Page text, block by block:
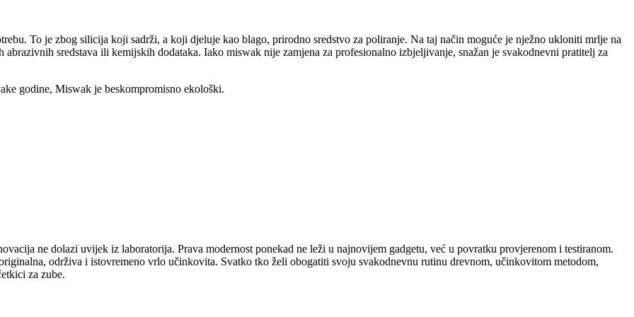
To je zbog silicija koji sadrži, a koji djeluje kao blago, prirodno sredstvo za poliranje. Na taj način moguće je nježno ukloniti mrlje na
sredstava ili kemijskih dodataka. Iako miswak nije zamjena za profesionalno izbjeljivanje, snažan je svakodnevni pratitelj za
godine, Miswak je beskompromisno ekološki.
ne dolazi uvijek iz laboratorija. Prava modernost ponekad ne leži u najnovijem gadgetu, već u povratku provjerenom i testiranom.
održiva i istovremeno vrlo učinkovita. Svatko tko želi obogatiti svoju svakodnevnu rutinu drevnom, učinkovitom metodom,
za zube.